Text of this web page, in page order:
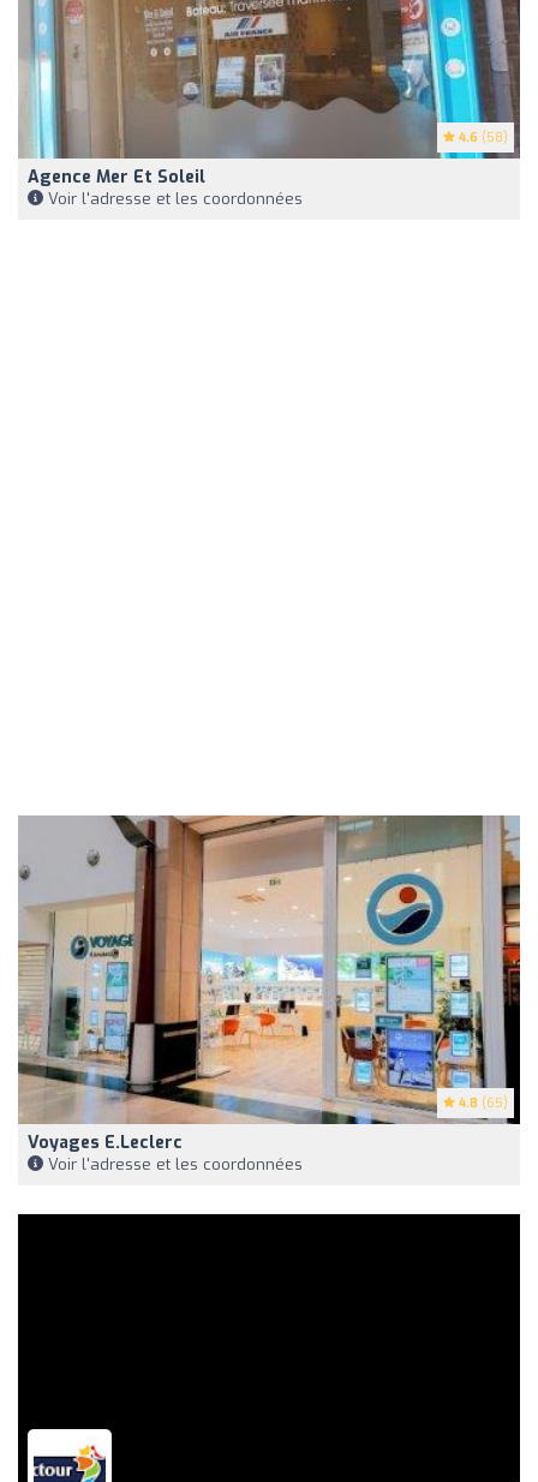
4.6 (58)
Agence Mer Et Soleil
Voir l'adresse et les coordonnées
4.8 (65)
Voyages E.Leclerc
Voir l'adresse et les coordonnées